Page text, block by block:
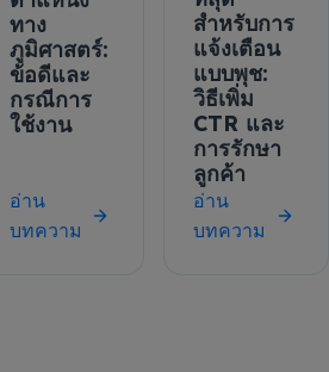
ทาง
ภูมิศาสตร์:
ข้อดีและ
กรณีการ
ใช้งาน
อ่าน
บทความ
สำหรับการ
แจ้งเตือน
แบบพุช:
วิธีเพิ่ม
CTR และ
การรักษา
ลูกค้า
อ่าน
บทความ